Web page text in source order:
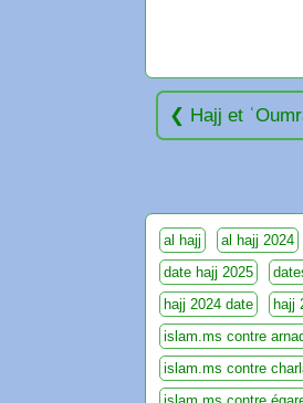
Hajj et
al hajj al hajj 2024
date hajj 2025
hajj 2024 date
hajj
islam.ms contre
islam.ms contre